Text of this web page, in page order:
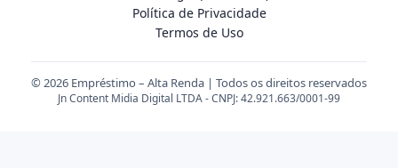
Política de Privacidade
Termos de Uso
© 2026 Empréstimo – Alta Renda | Todos os direitos reservados
Jn Content Midia Digital LTDA - CNPJ: 42.921.663/0001-99